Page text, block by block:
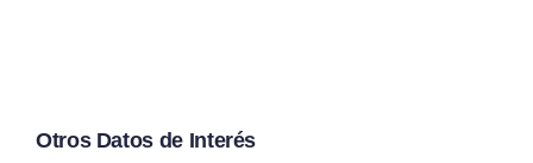
Otros Datos de Interés